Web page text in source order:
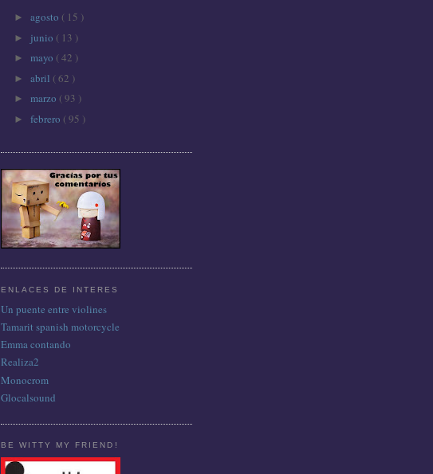
► agosto ( 15 )
► junio ( 13 )
► mayo ( 42 )
► abril ( 62 )
► marzo ( 93 )
► febrero ( 95 )
ENLACES DE INTERES
Un puente entre violines
Tamarit spanish motorcycle
Emma contando
Realiza2
Monocrom
Glocalsound
BE WITTY MY FRIEND!